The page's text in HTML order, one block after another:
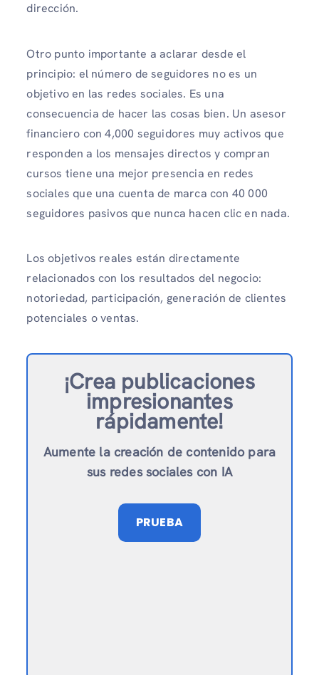
dirección.
Otro punto importante a aclarar desde el
principio: el número de seguidores no es un
objetivo en las redes sociales. Es una
consecuencia de hacer las cosas bien. Un asesor
financiero con 4,000 seguidores muy activos que
responden a los mensajes directos y compran
cursos tiene una mejor presencia en redes
sociales que una cuenta de marca con 40 000
seguidores pasivos que nunca hacen clic en nada.
Los objetivos reales están directamente
relacionados con los resultados del negocio:
notoriedad, participación, generación de clientes
potenciales o ventas.
¡Crea publicaciones
impresionantes
rápidamente!
Aumente la creación de contenido para
sus redes sociales con IA
PRUEBA